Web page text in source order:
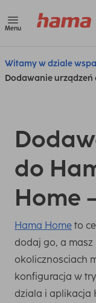
Menu
Witamy w dziale
Dodawanie urządzeń
do
Home
Hama Home to
dodaj go, a masz
okolicznosciach
konfiguracja w
dziala i aplikacja